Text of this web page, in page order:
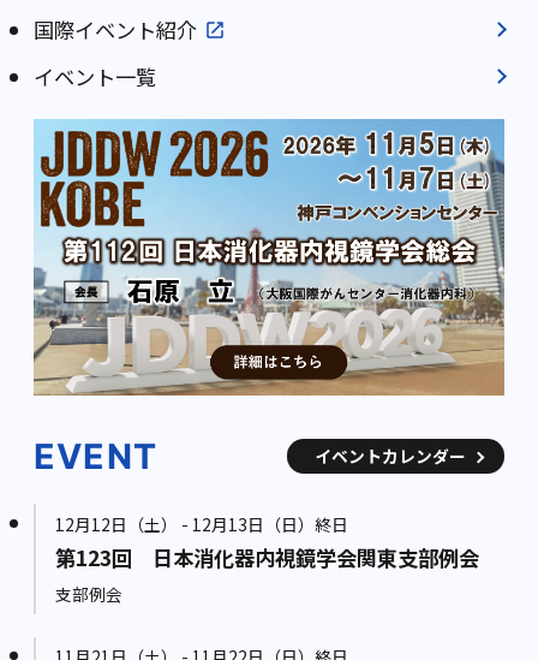
国際イベント紹介
イベント一覧
EVENT イベントカレンダー
12月12日（土） - 12月13日（日）終日
第123回 日本消化器内視鏡学会関東支部例会
支部例会